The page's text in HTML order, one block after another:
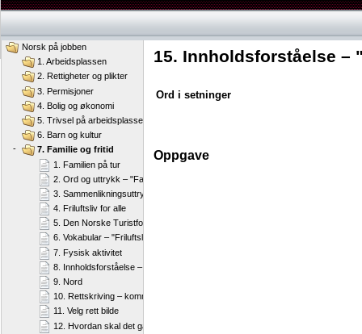
15. Innholdsforståelse –
Ord i setninger
Oppgave
Norsk på jobben
1. Arbeidsplassen
2. Rettigheter og plikter
3. Permisjoner
4. Bolig og økonomi
5. Trivsel på arbeidsplassen
6. Barn og kultur
-
7. Familie og fritid
1. Familien på tur
2. Ord og uttrykk – "Familien på tur"
3. Sammenlikningsuttrykk
4. Friluftsliv for alle
5. Den Norske Turistforening
6. Vokabular – "Friluftsliv for alle" og "Den Norske Turistforening"
7. Fysisk aktivitet
8. Innholdsforståelse – "Fysisk aktivitet"
9. Nord
10. Rettskriving – kommaregler
11. Velg rett bilde
12. Hvordan skal det gå med mormor